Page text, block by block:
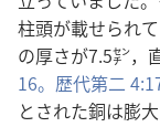
柱頭​が​載せ​られ​
の​厚さ​が​7.5​㌢，
16。 歴代​第​二
と​され​た​銅​は​膨